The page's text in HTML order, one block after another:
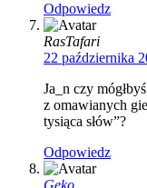
Odpowiedz
RasTafari
22 października
Ja_n czy
z omawianych
tysiąca słów”?
Odpowiedz